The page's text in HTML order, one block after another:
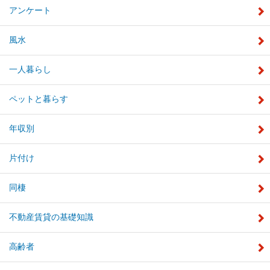
アンケート
風水
一人暮らし
ペットと暮らす
年収別
片付け
同棲
不動産賃貸の基礎知識
高齢者